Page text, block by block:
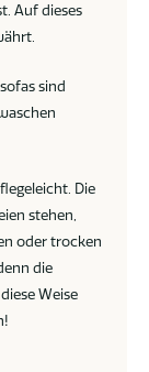
Auf dieses
sind
Die
stehen,
oder trocken
die
Weise